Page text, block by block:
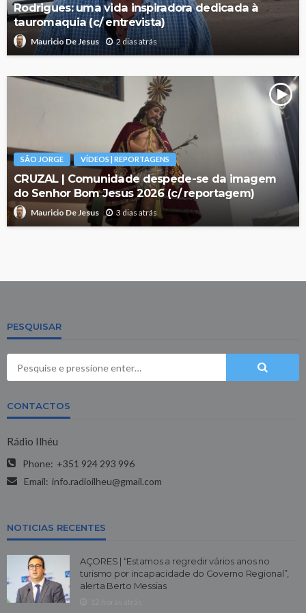
Rodrigues: uma vida inspiradora dedicada à
tauromaquia (c/ entrevista)
Mauricio De Jesus 2 dias atrás
SÃO JORGE VÍDEOS | REPORTAGENS
CRUZAL | Comunidade despede-se da imagem
do Senhor Bom Jesus 2026 (c/ reportagem)
Mauricio De Jesus 3 dias atrás
PESQUISAR
CONTACTOS
Rádio Ilhéu
Phone: +351 924 293 996
Email: info.radioilheu@gmail.com
NOTICIAS RECENTES
AÇORES | “Estamos a regredir vários anos no
turismo por incapacidade do Governo Regional”,
alerta Berto Messias